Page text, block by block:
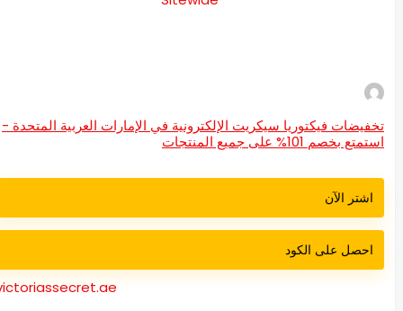
فيكتوريا سيكريت الإلكترونية في الإمارات العربية المتحدة -
بخصم 101% على جميع المنتجات
اشتر الآن
احصل على الكود
victoriassecret.ae